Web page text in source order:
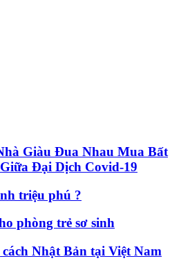
Giàu Đua Nhau Mua Bất
Đại Dịch Covid-19
triệu phú ?
phòng trẻ sơ sinh
Nhật Bản tại Việt Nam